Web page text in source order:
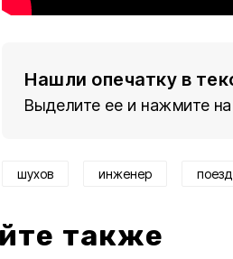
Нашли опечатку в
Выделите ее и нажмите на
шухов инженер поезд
также